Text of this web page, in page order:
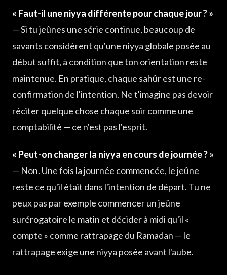
« Faut-il une niyya différente pour chaque jour ? »
— Si tu jeûnes une série continue, beaucoup de
savants considèrent qu'une niyya globale posée au
début suffit, à condition que ton orientation reste
maintenue. En pratique, chaque sahûr est une re-
confirmation de l'intention. Ne t'imagine pas devoir
réciter quelque chose chaque soir comme une
comptabilité — ce n'est pas l'esprit.
« Peut-on changer la niyya en cours de journée ? »
— Non. Une fois la journée commencée, le jeûne
reste ce qu'il était dans l'intention de départ. Tu ne
peux pas par exemple commencer un jeûne
surérogatoire le matin et décider à midi qu'il «
compte » comme rattrapage du Ramadan — le
rattrapage exige une niyya posée avant l'aube.